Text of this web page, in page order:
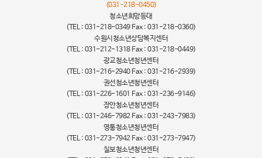
(031-218-0450)
청소년희망등대
(TEL : 031-218-0349 Fax : 031-218-0360)
수원시청소년상담복지센터
(TEL : 031-212-1318 Fax : 031-218-0449)
광교청소년청년센터
(TEL : 031-216-2940 Fax : 031-216-2939)
권선청소년청년센터
(TEL : 031-226-1601 Fax : 031-236-9146)
장안청소년청년센터
(TEL : 031-246-7982 Fax : 031-243-7983)
영통청소년청년센터
(TEL : 031-273-7942 Fax : 031-273-7947)
칠보청소년청년센터